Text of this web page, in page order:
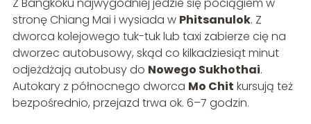
stronę Chiang Mai i wysiada w Phitsanulok. Z
dworca kolejowego tuk-tuk lub taxi zabierze cię na
dworzec autobusowy, skąd co kilkadziesiąt minut
odjeżdżają autobusy do Nowego Sukhothai.
Autokary z północnego dworca Mo Chit kursują też
bezpośrednio, przejazd trwa ok. 6–7 godzin.